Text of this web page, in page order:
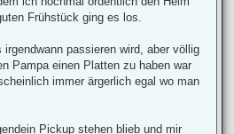
Frühstück ging es los.
passieren wird, aber völlig
Pampa einen Platten zu haben war
immer ärgerlich egal wo man
Pickup stehen blieb und mir